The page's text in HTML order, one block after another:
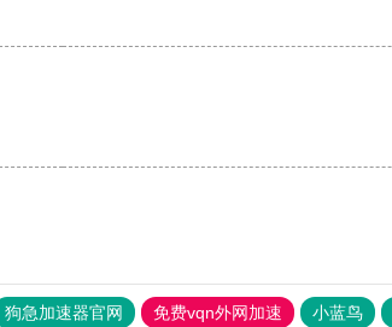
狗急加速器官网 免费vqn外网加速 小蓝鸟